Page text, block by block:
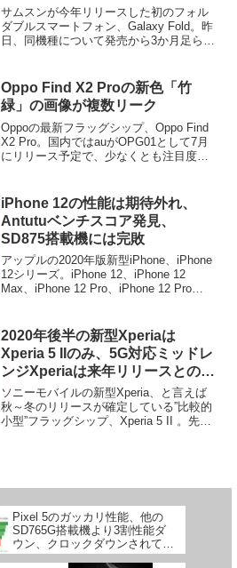
サムスンが今年リリースした初のフォル
ダブルスマートフォン、Galaxy Fold。昨
日、同機種について発売から3か月足らず
れは「誤報」だったようです。この
「Gala...
Oppo Find X2 Proの新色「竹
緑」の画像が複数リーク
Oppoの最新フラッグシップ、Oppo Find
X2 Pro。国内ではauがOPG01として7月
にリリース予定で、少なくとも注目度と
れていま...
iPhone 12の性能は期待外れ、
Antutuベンチスコア発見、
SD875搭載機には完敗
アップルの2020年版新型iPhone、iPhone
12シリーズ。iPhone 12、iPhone 12
Max、iPhone 12 Pro、iPhone 12 Pro
2020年後半の新型Xperiaは
Xperia 5 IIのみ、5G対応ミッドレ
ンジXperiaは来年リリースとの情
報
ソニーモバイルの新型Xperia、と言えば
秋～冬のリリースが確定している”比較的
小型”フラッグシップ、Xperia 5 II 。先
Pixel 5のガッカリ性能、他の
SD765G搭載機より3割性能ダ
ウン、クロックダウンされてい
る可能性大？